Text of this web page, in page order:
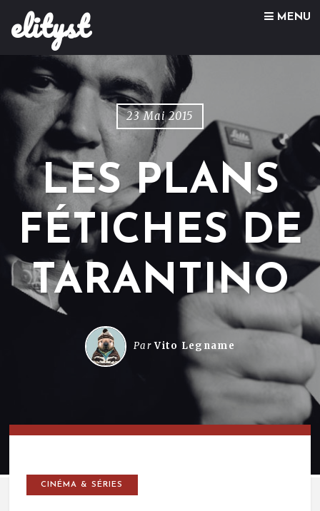
elityst MENU
Skip to content
23 Mai 2015
LES PLANS
FÉTICHES DE
TARANTINO
ParVito Legname
CINÉMA & SÉRIES